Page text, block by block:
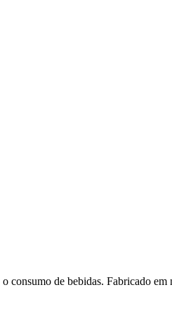
de bebidas. Fabricado em